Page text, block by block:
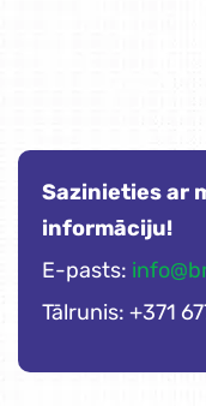
Sazinieties ar
informāciju!
E-pasts:
Tālrunis: +371